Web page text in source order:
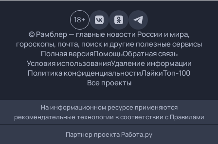
© Рамблер — главные новости России и мира,
гороскопы, почта, поиск и другие полезные сервисы
Полная версияПомощьОбратная связь
Условия использованияУдаление информации
Политика конфиденциальностиЛайкиТоп-100
Все проекты
18+
На информационном ресурсе применяются
рекомендательные технологии в соответствии с Правилами
Партнер проекта Работа.ру